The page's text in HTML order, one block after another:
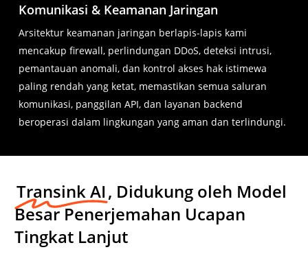
Komunikasi & Keamanan Jaringan
Arsitektur keamanan jaringan berlapis-lapis kami
mencakup firewall, perlindungan DDoS, deteksi intrusi,
pemantauan anomali, dan kontrol akses hak istimewa
paling rendah yang ketat, memastikan semua saluran
komunikasi, panggilan API, dan layanan backend
beroperasi dalam lingkungan yang aman dan terlindungi.
Transink AI, Didukung oleh Model
Besar Penerjemahan Ucapan
Tingkat Lanjut